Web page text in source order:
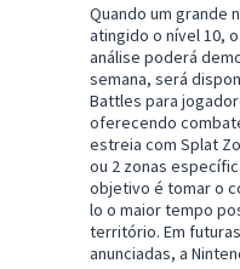
Quando um grande
atingido o nível 10,
análise poderá
semana, será
Battles para
oferecendo
estreia com Splat
ou 2 zonas
objetivo é tomar o
lo o maior tempo
território. Em
anunciadas, a